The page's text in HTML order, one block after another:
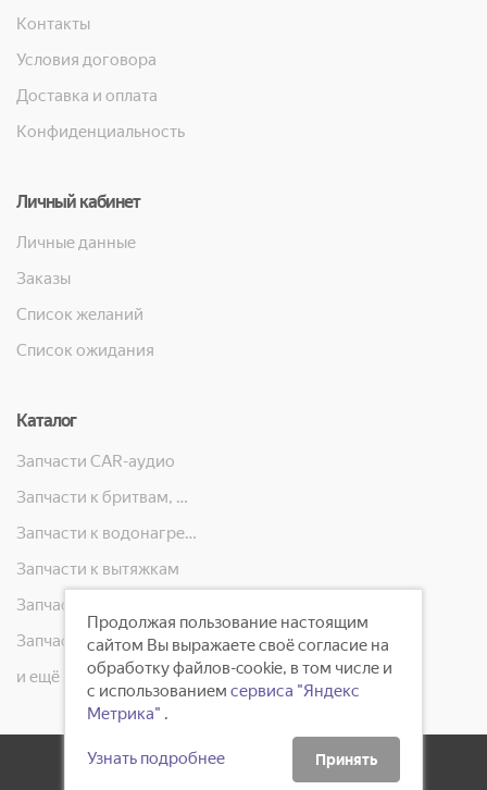
Контакты
Условия договора
Доставка и оплата
Конфиденциальность
Личный кабинет
Личные данные
Заказы
Список желаний
Список ожидания
Каталог
Запчасти CAR-аудио
Запчасти к бритвам, машинкам для стрижки, фенам, эпиляторам, зубным щёткам
Запчасти к водонагревателям
Запчасти к вытяжкам
Запчасти к масляным радиаторам, вентиляторам, увлажнителям воздуха и теплотехнике
и ещё 23 категорий
2008 - 2026 © ГлавБытСервис
Продолжая пользование настоящим
сайтом Вы выражаете своё согласие на
обработку файлов-cookie, в том числе и
с использованием сервиса "Яндекс
Метрика" .
Узнать подробнее Принять